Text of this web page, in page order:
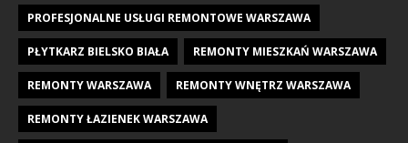
PROFESJONALNE USŁUGI REMONTOWE WARSZAWA
PŁYTKARZ BIELSKO BIAŁA REMONTY MIESZKAŃ WARSZAWA
REMONTY WARSZAWA REMONTY WNĘTRZ WARSZAWA
REMONTY ŁAZIENEK WARSZAWA